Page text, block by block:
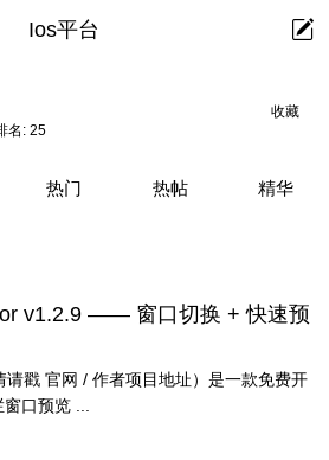
Ios平台
收藏
名: 25
热门 热帖 精华
v1.2.9 —— 窗口切换 + 快速预
戳 官网 / 作者项目地址）是一款免费开
口预览 ...